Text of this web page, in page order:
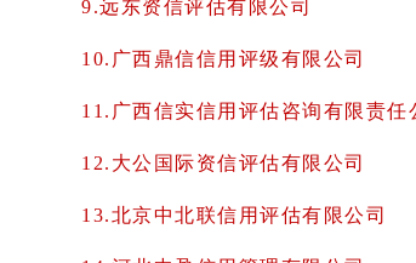
9.远东资信评估有限公司
10.广西鼎信信用评级有限公司
11.广西信实信用评估咨询有限责任
12.大公国际资信评估有限公司
13.北京中北联信用评估有限公司